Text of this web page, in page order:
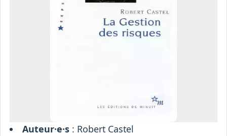
Auteur·e·s: Robert Castel